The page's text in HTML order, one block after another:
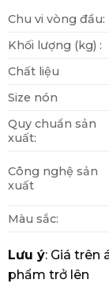
Chu vi vòng đầu:
Khối lượng (kg) :
Chất liệu
Size nón
Quy chuẩn sản
xuất:
Công nghệ sản
xuất
Màu sắc:
Lưu ý: Giá trên
phẩm trở lên